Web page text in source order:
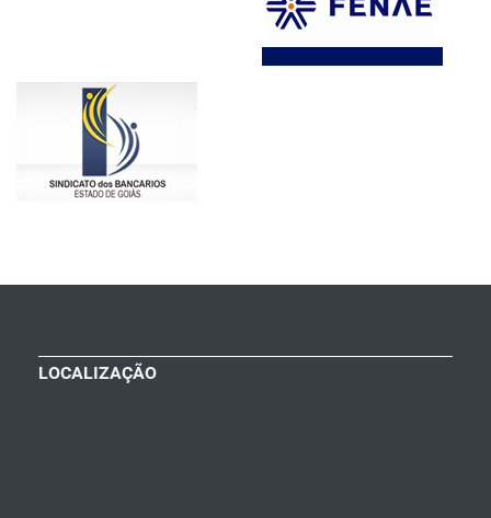
LOCALIZAÇÃO